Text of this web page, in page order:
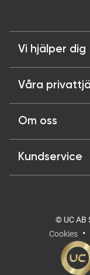
Vi hjälper dig
Våra
Om oss
Kundservice
© UC AB
Cookies